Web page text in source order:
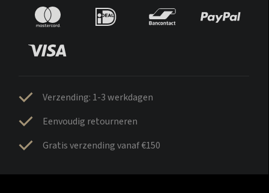
Verzending: 1-3 werkdagen
Eenvoudig retourneren
Gratis verzending vanaf €150